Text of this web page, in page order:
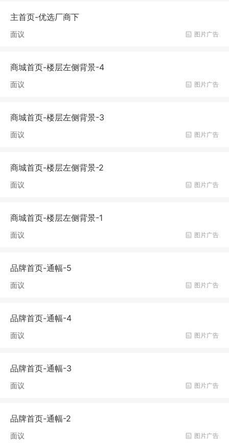
主首页-优选厂商下
面议 图片广告
商城首页-楼层左侧背景-4
面议 图片广告
商城首页-楼层左侧背景-3
面议 图片广告
商城首页-楼层左侧背景-2
面议 图片广告
商城首页-楼层左侧背景-1
面议 图片广告
品牌首页-通幅-5
面议 图片广告
品牌首页-通幅-4
面议 图片广告
品牌首页-通幅-3
面议 图片广告
品牌首页-通幅-2
面议 图片广告